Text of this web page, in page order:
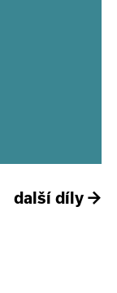
další díly →